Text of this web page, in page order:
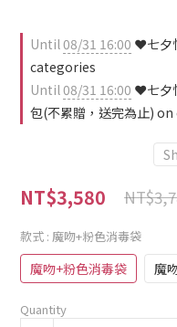
Until08/31 16:00 ❤️七夕
categories
Until08/31 16:00 ❤️七夕
包(不累贈，送完為止)
NT$3,580
款式 : 魔吻+粉色消毒袋
魔吻+粉色消毒袋 魔
Quantity